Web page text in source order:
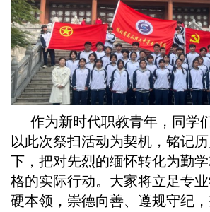
作为新时代职教青年，同学
以此次祭扫活动为契机，铭记
下，把对先烈的缅怀转化为勤
格的实际行动。大家将立足专
硬本领，崇德向善、遵规守纪